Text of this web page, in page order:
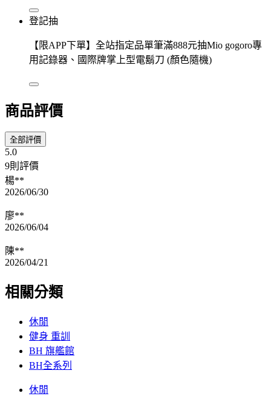
登記抽
【限APP下單】全站指定品單筆滿888元抽Mio gogoro專
用記錄器、國際牌掌上型電鬍刀 (顏色隨機)
商品評價
全部評價
5.0
9則評價
楊**
2026/06/30
廖**
2026/06/04
陳**
2026/04/21
相關分類
休閒
健身 重訓
BH 旗艦館
BH全系列
休閒